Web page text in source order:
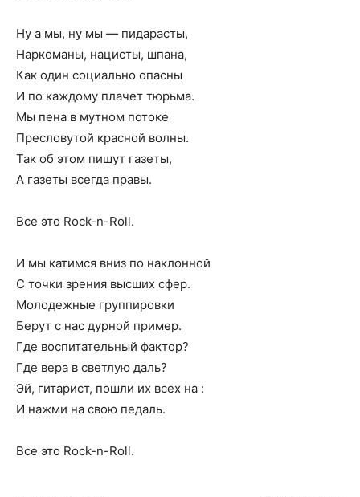
Ну а мы, ну мы — пидарасты,
Наркоманы, нацисты, шпана,
Как один социально опасны
И по каждому плачет тюрьма.
Мы пена в мутном потоке
Пресловутой красной волны.
Так об этом пишут газеты,
А газеты всегда правы.
Все это Rock-n-Roll.
И мы катимся вниз по наклонной
С точки зрения высших сфер.
Молодежные группировки
Берут с нас дурной пример.
Где воспитательный фактор?
Где вера в светлую даль?
Эй, гитарист, пошли их всех на :
И нажми на свою педаль.
Все это Rock-n-Roll.